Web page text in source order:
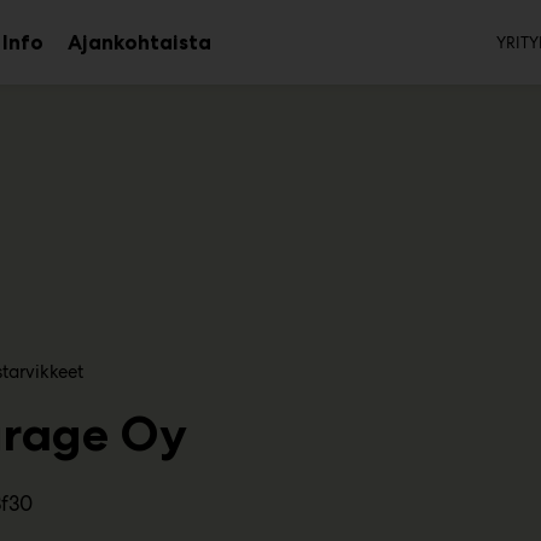
InfoAvaaAjankohtaista
Oy